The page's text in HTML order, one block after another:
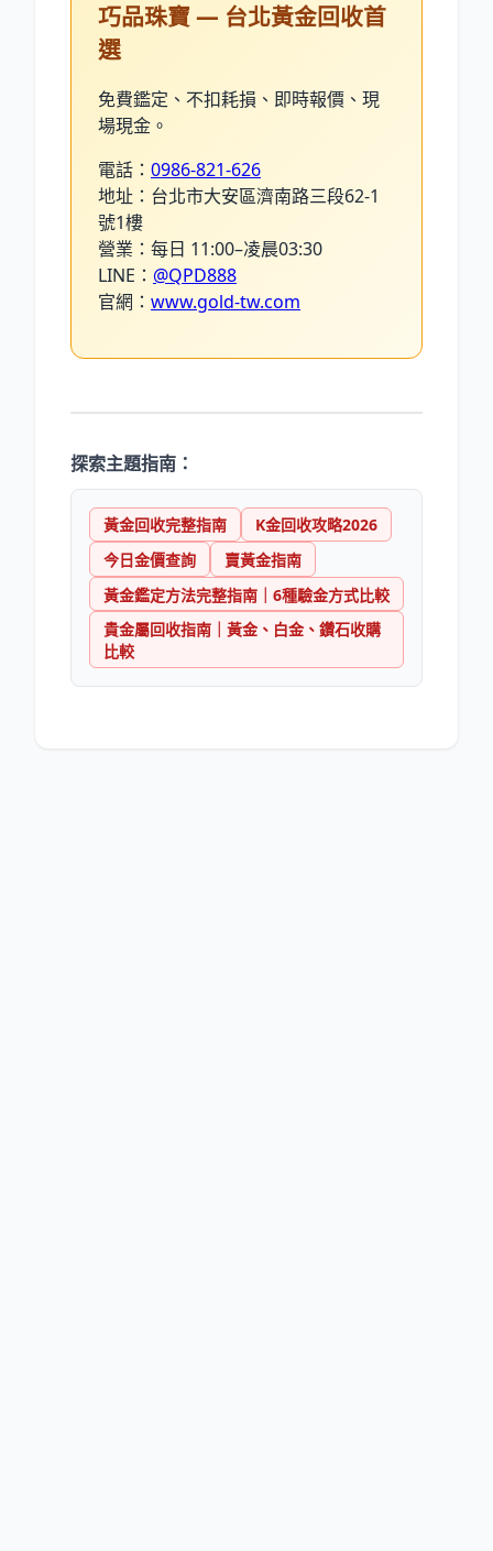
巧品珠寶 — 台北黃金回收首
選
免費鑑定、不扣耗損、即時報價、現
場現金。
電話： 0986-821-626
地址：台北市大安區濟南路三段62-1
號1樓
營業：每日 11:00–凌晨03:30
LINE： @QPD888
官網： www.gold-tw.com
探索主題指南：
黃金回收完整指南
K金回收攻略2026
今日金價查詢
賣黃金指南
黃金鑑定方法完整指南｜6種驗金方式比較
貴金屬回收指南｜黃金、白金、鑽石收購
比較